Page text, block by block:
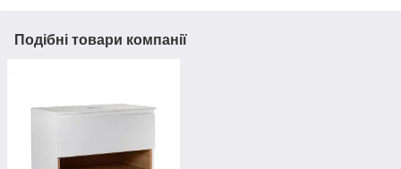
Подібні товари компанії